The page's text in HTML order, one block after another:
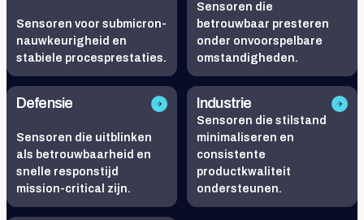
Sensoren voor submicron-
nauwkeurigheid en
stabiele procesprestaties.
Sensoren die
betrouwbaar presteren
onder onvoorspelbare
omstandigheden.
Defensie​
Sensoren die uitblinken
als betrouwbaarheid en
snelle responstijd
mission-critical zijn.
Industrie
Sensoren die stilstand
minimaliseren en
consistente
productkwaliteit
ondersteunen.